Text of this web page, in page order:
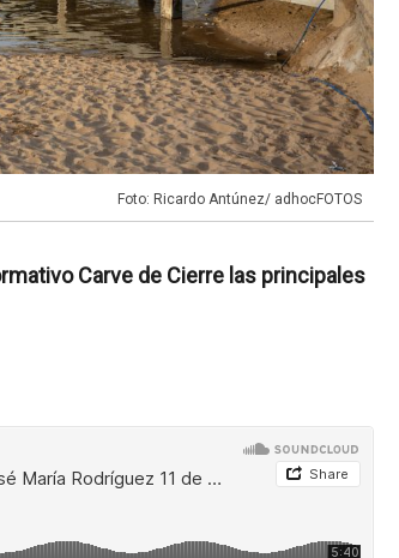
Foto: Ricardo Antúnez/ adhocFOTOS
Carve de Cierre las principales